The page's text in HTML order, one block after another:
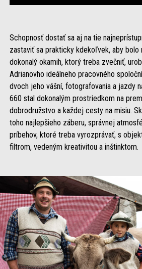
Schopnosť dostať sa aj na tie
zastaviť sa prakticky kdekoľvek, aby bolo
dokonalý okamih, ktorý treba zvečniť,
Adrianovho ideálneho pracovného
dvoch jeho vášní, fotografovania a jazdy
660 stal dokonalým prostriedkom na
dobrodružstvo a každej cesty na misiu.
toho najlepšieho záberu, správnej
príbehov, ktoré treba vyrozprávať, s
filtrom, vedeným kreativitou a inštinktom.